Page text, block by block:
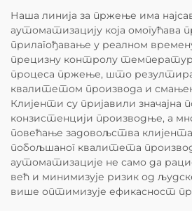
Наша линија за пржење има
аутоматизацију која омогућава
прилагођавање у реалном
прецизну контролу
процеса пржење, што
квалитетом производа и
Клијенти су пријавили значајна
конзистенцији производње, а
повећање задовољства клијента
побољшаног квалитета
аутоматизације не само да
већ и минимизује ризик од
више оптимизује ефикасност